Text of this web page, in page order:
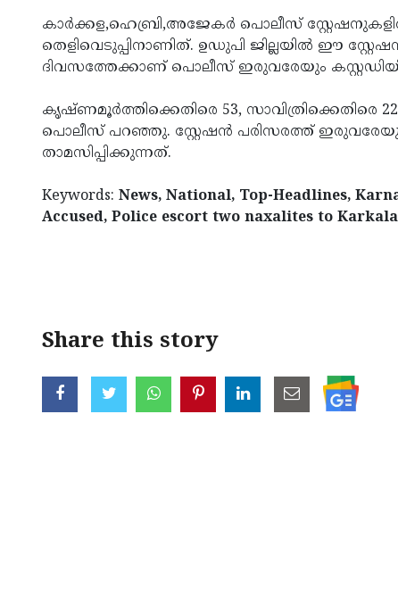
കാർക്കള,ഹെബ്രി,അജേകർ പൊലീസ്
തെളിവെടുപ്പിനാണിത്. ഉഡുപി ജില്ലയിൽ ഈ
ദിവസത്തേക്കാണ് പൊലീസ് ഇരുവരേയും
കൃഷ്ണമൂർത്തിക്കെതിരെ 53,
പൊലീസ് പറഞ്ഞു. സ്റ്റേഷൻ പരിസരത്ത്
താമസിപ്പിക്കുന്നത്.
Keywords: News, National, Top-Headlines,
Accused, Police escort two naxalites to
Share this story